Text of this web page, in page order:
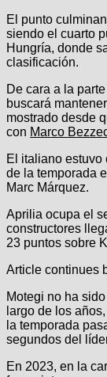
El punto
siendo el cuarto
Hungría, donde
clasificación.
De cara a la
buscará
mostrado desde
con Marco
El italiano estuvo
de la temporada
Marc Márquez.
Aprilia ocupa el
constructores
23 puntos sobre
Article continues
Motegi no ha
largo de los
la temporada
segundos del
En 2023, en la